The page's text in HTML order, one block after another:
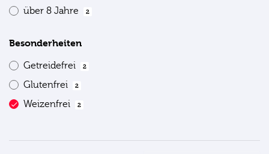
über 8 Jahre 2
Besonderheiten
Getreidefrei 2
Glutenfrei 2
Weizenfrei 2